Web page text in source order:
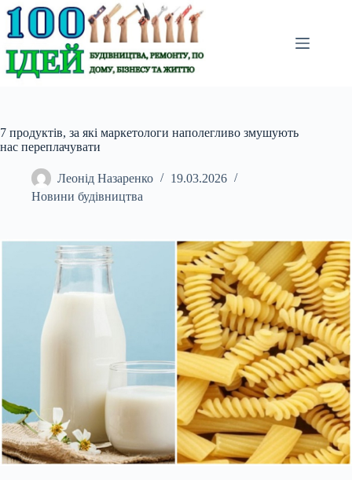
Перейти
до
вмісту
7 продуктів, за які маркетологи наполегливо змушують
нас переплачувати
Леонід Назаренко
19.03.2026
Новини будівництва